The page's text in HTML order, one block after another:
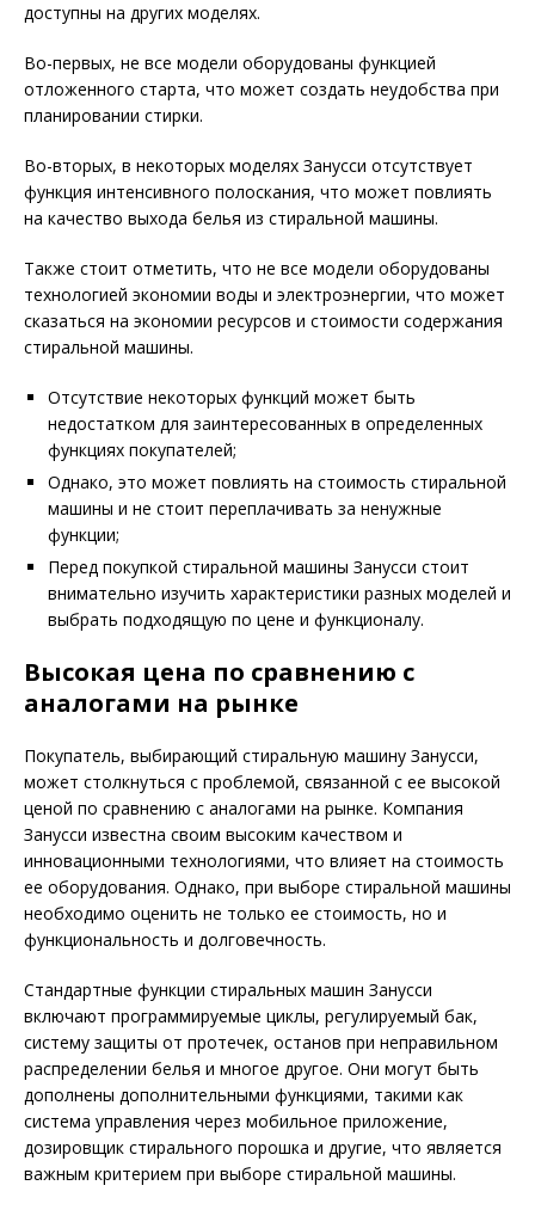
доступны на других моделях.
Во-первых, не все модели оборудованы функцией
отложенного старта, что может создать неудобства при
планировании стирки.
Во-вторых, в некоторых моделях Занусси отсутствует
функция интенсивного полоскания, что может повлиять
на качество выхода белья из стиральной машины.
Также стоит отметить, что не все модели оборудованы
технологией экономии воды и электроэнергии, что может
сказаться на экономии ресурсов и стоимости содержания
стиральной машины.
Отсутствие некоторых функций может быть
недостатком для заинтересованных в определенных
функциях покупателей;
Однако, это может повлиять на стоимость стиральной
машины и не стоит переплачивать за ненужные
функции;
Перед покупкой стиральной машины Занусси стоит
внимательно изучить характеристики разных моделей и
выбрать подходящую по цене и функционалу.
Высокая цена по сравнению с
аналогами на рынке
Покупатель, выбирающий стиральную машину Занусси,
может столкнуться с проблемой, связанной с ее высокой
ценой по сравнению с аналогами на рынке. Компания
Занусси известна своим высоким качеством и
инновационными технологиями, что влияет на стоимость
ее оборудования. Однако, при выборе стиральной машины
необходимо оценить не только ее стоимость, но и
функциональность и долговечность.
Стандартные функции стиральных машин Занусси
включают программируемые циклы, регулируемый бак,
систему защиты от протечек, останов при неправильном
распределении белья и многое другое. Они могут быть
дополнены дополнительными функциями, такими как
система управления через мобильное приложение,
дозировщик стирального порошка и другие, что является
важным критерием при выборе стиральной машины.